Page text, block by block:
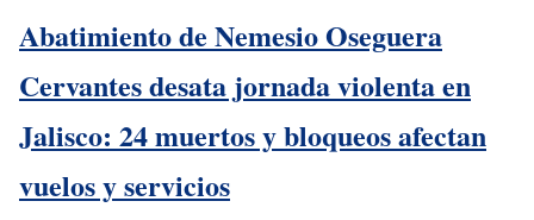
Abatimiento de Nemesio Oseguera
Cervantes desata jornada violenta en
Jalisco: 24 muertos y bloqueos afectan
vuelos y servicios